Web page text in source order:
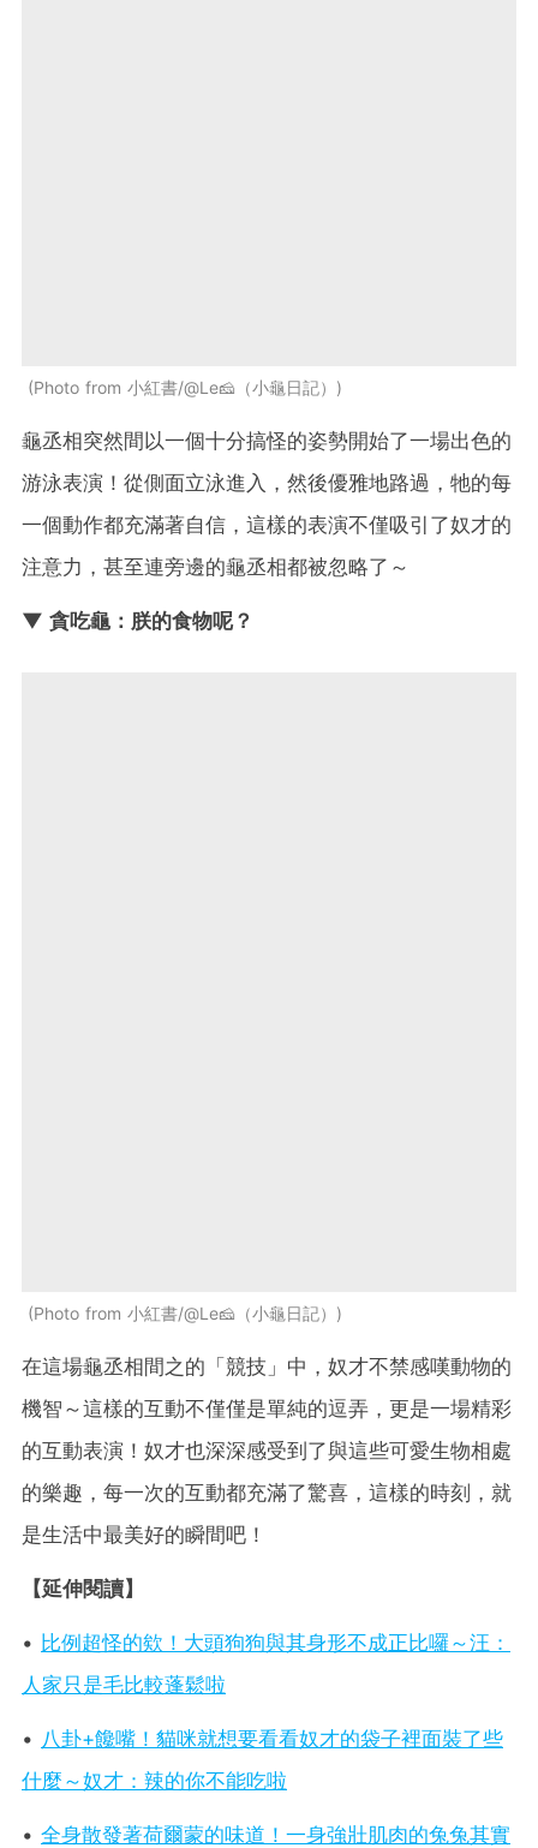
Photo from 小紅書/@Le🧀（小龜日記）
龜丞相突然間以一個十分搞怪的姿勢開始了一場出色的
游泳表演！從側面立泳進入，然後優雅地路過，牠的每
一個動作都充滿著自信，這樣的表演不僅吸引了奴才的
注意力，甚至連旁邊的龜丞相都被忽略了～
▼ 貪吃龜：朕的食物呢？
Photo from 小紅書/@Le🧀（小龜日記）
在這場龜丞相間之的「競技」中，奴才不禁感嘆動物的
機智～這樣的互動不僅僅是單純的逗弄，更是一場精彩
的互動表演！奴才也深深感受到了與這些可愛生物相處
的樂趣，每一次的互動都充滿了驚喜，這樣的時刻，就
是生活中最美好的瞬間吧！
【延伸閱讀】
• 比例超怪的欸！大頭狗狗與其身形不成正比囉～汪：
人家只是毛比較蓬鬆啦
• 八卦+饞嘴！貓咪就想要看看奴才的袋子裡面裝了些
什麼～奴才：辣的你不能吃啦
• 全身散發著荷爾蒙的味道！一身強壯肌肉的兔兔其實